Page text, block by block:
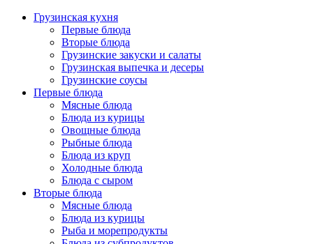
Грузинская кухня
Первые блюда
Вторые блюда
Грузинские закуски и салаты
Грузинская выпечка и десеры
Грузинские соусы
Первые блюда
Мясные блюда
Блюда из курицы
Овощные блюда
Рыбные блюда
Блюда из круп
Холодные блюда
Блюда с сыром
Вторые блюда
Мясные блюда
Блюда из курицы
Рыба и морепродукты